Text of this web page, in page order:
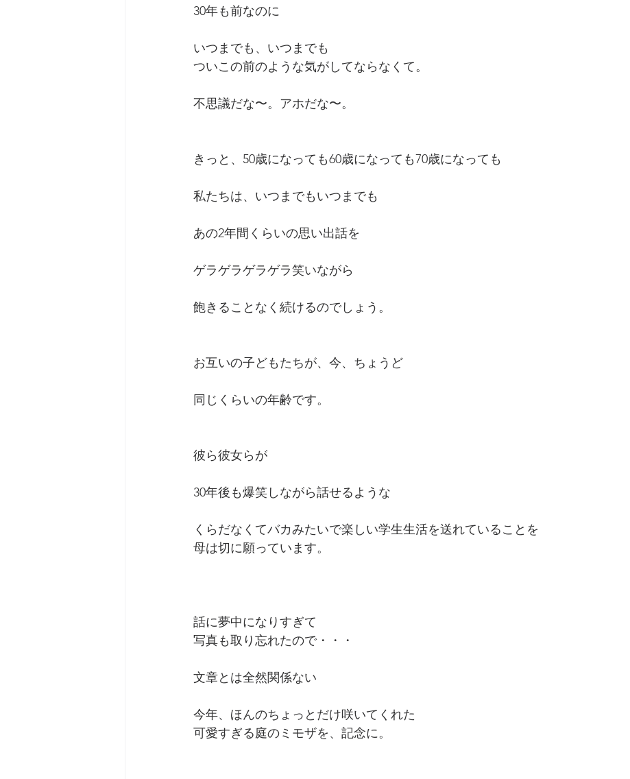
30年も前なのに
いつまでも、いつまでも
ついこの前のような気がしてならなくて。
不思議だな〜。アホだな〜。
きっと、50歳になっても60歳になっても70歳になっても
私たちは、いつまでもいつまでも
あの2年間くらいの思い出話を
ゲラゲラゲラゲラ笑いながら
飽きることなく続けるのでしょう。
お互いの子どもたちが、今、ちょうど
同じくらいの年齢です。
彼ら彼女らが
30年後も爆笑しながら話せるような
くらだなくてバカみたいで楽しい学生生活を送れていることを
母は切に願っています。
話に夢中になりすぎて
写真も取り忘れたので・・・
文章とは全然関係ない
今年、ほんのちょっとだけ咲いてくれた
可愛すぎる庭のミモザを、記念に。